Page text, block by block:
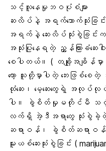
သင့်လူနေမှုဘဝပုံစံများ
ဆးလိပ်နဲ့ အရက်သောက်သုံးခြင်း
အရက်နဲ့ ဆေးလိပ်သုံးစွဲခြင်
အသုံးပြုနေရတဲ့ ညွှန်ကြားခံဆေးဝါ
စေပါတယ်။ ( တချို့အချိန်မှာ
တော့ သူတို့မှာပါတဲ့ ဘေးဖြစ်
ထုံဆေး၊ မေ့ဆေးတွေရဲ့ အလုပ်လု
ပါ။ ခွဲစိတ်မှုမတိုင်မီ သ
လက်ရှိ အဲ့ဒီအရာတွေ သုံးစွဲခဲ့
ဆရာဝန်၊ ခွဲစိတ်ဆရာဝန်တို့
မူးယစ်ဆေးသုံးစွဲခြင်း (